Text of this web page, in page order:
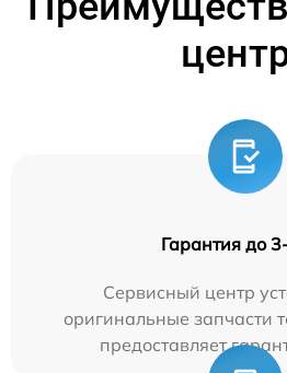
Гарантия до
Сервисный центр
оригинальные запчасти
предоставляет